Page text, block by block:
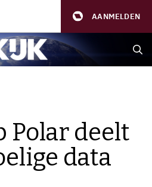
AANMELDEN
Polar deelt
data